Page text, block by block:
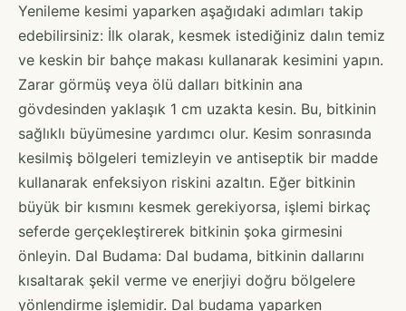
Yenileme kesimi yaparken aşağıdaki adımları takip
edebilirsiniz: İlk olarak, kesmek istediğiniz dalın temiz
ve keskin bir bahçe makası kullanarak kesimini yapın.
Zarar görmüş veya ölü dalları bitkinin ana
gövdesinden yaklaşık 1 cm uzakta kesin. Bu, bitkinin
sağlıklı büyümesine yardımcı olur. Kesim sonrasında
kesilmiş bölgeleri temizleyin ve antiseptik bir madde
kullanarak enfeksiyon riskini azaltın. Eğer bitkinin
büyük bir kısmını kesmek gerekiyorsa, işlemi birkaç
seferde gerçekleştirerek bitkinin şoka girmesini
önleyin. Dal Budama: Dal budama, bitkinin dallarını
kısaltarak şekil verme ve enerjiyi doğru bölgelere
yönlendirme işlemidir. Dal budama yaparken